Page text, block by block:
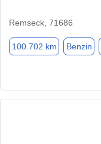
Remseck, 71686
100.702 km Benzin